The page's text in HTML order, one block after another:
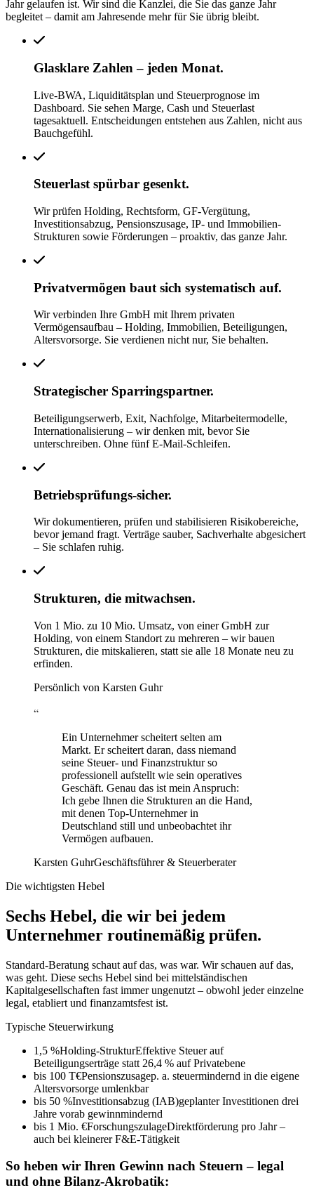
Jahr gelaufen ist. Wir sind die Kanzlei, die Sie das ganze Jahr
begleitet – damit am Jahresende mehr für Sie übrig bleibt.
Glasklare Zahlen – jeden Monat.
Live-BWA, Liquiditätsplan und Steuerprognose im
Dashboard. Sie sehen Marge, Cash und Steuerlast
tagesaktuell. Entscheidungen entstehen aus Zahlen, nicht aus
Bauchgefühl.
Steuerlast spürbar gesenkt.
Wir prüfen Holding, Rechtsform, GF-Vergütung,
Investitionsabzug, Pensionszusage, IP- und Immobilien-
Strukturen sowie Förderungen – proaktiv, das ganze Jahr.
Privatvermögen baut sich systematisch auf.
Wir verbinden Ihre GmbH mit Ihrem privaten
Vermögensaufbau – Holding, Immobilien, Beteiligungen,
Altersvorsorge. Sie verdienen nicht nur, Sie behalten.
Strategischer Sparringspartner.
Beteiligungserwerb, Exit, Nachfolge, Mitarbeitermodelle,
Internationalisierung – wir denken mit, bevor Sie
unterschreiben. Ohne fünf E-Mail-Schleifen.
Betriebsprüfungs-sicher.
Wir dokumentieren, prüfen und stabilisieren Risikobereiche,
bevor jemand fragt. Verträge sauber, Sachverhalte abgesichert
– Sie schlafen ruhig.
Strukturen, die mitwachsen.
Von 1 Mio. zu 10 Mio. Umsatz, von einer GmbH zur
Holding, von einem Standort zu mehreren – wir bauen
Strukturen, die mitskalieren, statt sie alle 18 Monate neu zu
erfinden.
Persönlich von Karsten Guhr
“
Ein Unternehmer scheitert selten am
Markt. Er scheitert daran, dass niemand
seine Steuer- und Finanzstruktur so
professionell aufstellt wie sein operatives
Geschäft. Genau das ist mein Anspruch:
Ich gebe Ihnen die Strukturen an die Hand,
mit denen Top-Unternehmer in
Deutschland still und unbeobachtet ihr
Vermögen aufbauen.
Karsten GuhrGeschäftsführer & Steuerberater
Die wichtigsten Hebel
Sechs Hebel, die wir bei jedem
Unternehmer routinemäßig prüfen.
Standard-Beratung schaut auf das, was war. Wir schauen auf das,
was geht. Diese sechs Hebel sind bei mittelständischen
Kapitalgesellschaften fast immer ungenutzt – obwohl jeder einzelne
legal, etabliert und finanzamtsfest ist.
Typische Steuerwirkung
1,5 %Holding-StrukturEffektive Steuer auf
Beteiligungserträge statt 26,4 % auf Privatebene
bis 100 T€Pensionszusagep. a. steuermindernd in die eigene
Altersvorsorge umlenkbar
bis 50 %Investitionsabzug (IAB)geplanter Investitionen drei
Jahre vorab gewinnmindernd
bis 1 Mio. €ForschungszulageDirektförderung pro Jahr –
auch bei kleinerer F&E-Tätigkeit
So heben wir Ihren Gewinn nach Steuern – legal
und ohne Bilanz-Akrobatik: